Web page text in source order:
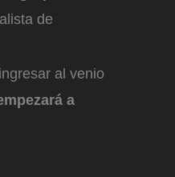
de
al venio
a